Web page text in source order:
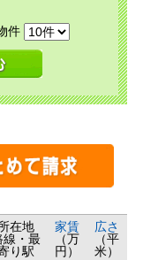
件
在地
線・最
り駅
家賃
（万
円）
広さ
（平
米）